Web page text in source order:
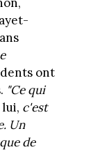
ont
"Ce qui
c'est
Un
de